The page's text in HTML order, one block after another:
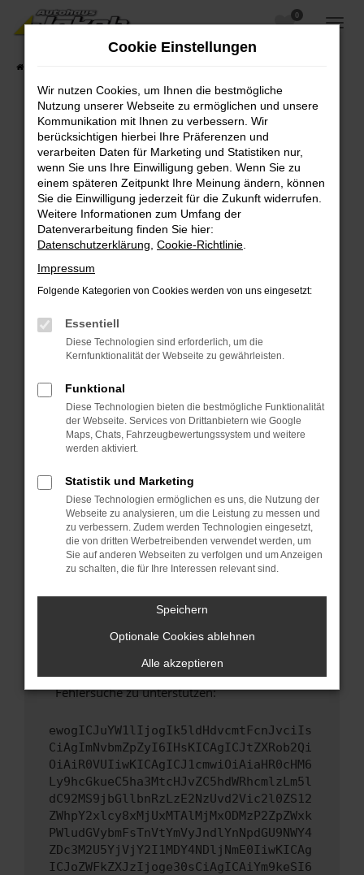
Zum
Hauptinhalt
0
Fehler: Network Error
Beim Laden ist ein Fehler aufgetreten.
Hier sind ein paar Tipps, die dir helfen können:
Überprüfe deine Firewall und deine
Internetverbindung.
Laden andere Webseiten, zum Beispiel deine
Suchmaschine?
Prüfe deine Browsererweiterungen.
Manche Erweiterungen, wie Werbeblocker,
können das Laden bestimmter Seiten
verhindern. Funktioniert die Seite in einem
Fenster?
Starte dein Gerät neu.
Das kann manchmal helfen, vorübergehende
Probleme zu beheben.
Betriebssystem auf dem neuesten Stand
sind.
Veraltete Software birgt nicht nur ein
Sicherheitsrisiko, sondern kann auch dazu
führen, dass bestimmte Funktionen nicht mehr
unterstützt werden.
Wende dich an den Webseitenbetreiber.
Wenn du alle oben genannten Schritte versucht
hast, kontaktiere uns bitte. Wir werden
versuchen, das Problem zu beheben. Du kannst
uns diesen Text schicken, um uns bei der
Fehlersuche zu unterstützen:
ewogICJuYW1lIjogIk5ldHdvcmtFcnJvciIs
CiAgImNvbmZpZyI6IHsKICAgICJtZXRob2Qi
OiAiR0VUIiwKICAgICJ1cmwiOiAiaHR0cHM6
Ly9hcGkueC5ha3MtcHJvZC5hdWRhcmlzLm5l
dC92MS9jbGllbnRzLzE2NzUvd2Vic2l0ZS12
ZWhpY2xlcy8xMjUxMTAlMjMxODMzP2ZpZWxk
PWludGVybmFsTnVtYmVyJndlYnNpdGU9NWY4
ZDc3M2U5YjVjY2I1MDY4NDljNmE0IiwKICAg
ICJoZWFkZXJzIjoge30sCiAgICAiYm9keSI6
Cookie Einstellungen
Wir nutzen Cookies, um Ihnen die bestmögliche
Nutzung unserer Webseite zu ermöglichen und unsere
Kommunikation mit Ihnen zu verbessern. Wir
berücksichtigen hierbei Ihre Präferenzen und
verarbeiten Daten für Marketing und Statistiken nur,
wenn Sie uns Ihre Einwilligung geben. Wenn Sie zu
einem späteren Zeitpunkt Ihre Meinung ändern, können
Sie die Einwilligung jederzeit für die Zukunft widerrufen.
Weitere Informationen zum Umfang der
Datenverarbeitung finden Sie hier:
Datenschutzerklärung Cookie-Richtlinie
Impressum
Folgende Kategorien von Cookies werden von uns eingesetzt:
Essentiell
Diese Technologien sind erforderlich, um die
Kernfunktionalität der Webseite zu gewährleisten.
Funktional
Diese Technologien bieten die bestmögliche Funktionalität
der Webseite. Services von Drittanbietern wie Google
Maps, Chats, Fahrzeugbewertungssystem und weitere
werden aktiviert.
Statistik und Marketing
Diese Technologien ermöglichen es uns, die Nutzung der
Webseite zu analysieren, um die Leistung zu messen und
zu verbessern. Zudem werden Technologien eingesetzt,
die von dritten Werbetreibenden verwendet werden, um
Sie auf anderen Webseiten zu verfolgen und um Anzeigen
zu schalten, die für Ihre Interessen relevant sind.
Speichern
Optionale Cookies ablehnen
Alle akzeptieren